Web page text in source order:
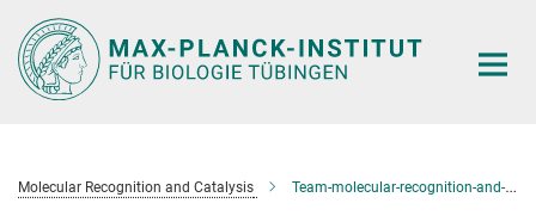
Hauptinhalt
Molecular Recognition and Catalysis Team-molecular-recognition-and-catalysis